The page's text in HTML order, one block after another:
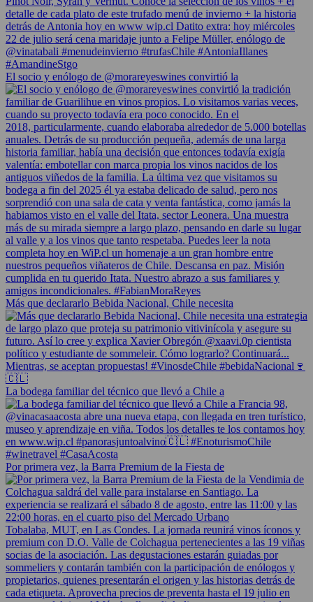
El socio y enólogo de @morareyeswines convirtió la
Más que declararlo Bebida Nacional, Chile necesita
La bodega familiar del técnico que llevó a Chile a
Por primera vez, la Barra Premium de la Fiesta de